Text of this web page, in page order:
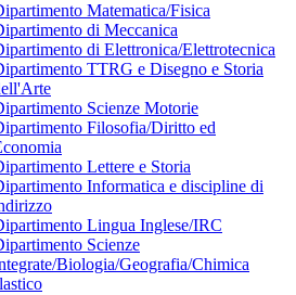
Matematica/Fisica
di Meccanica
di Elettronica/Elettrotecnica
TTRG e Disegno e Storia
Scienze Motorie
Filosofia/Diritto ed
Lettere e Storia
Informatica e discipline di
Lingua Inglese/IRC
Scienze
Biologia/Geografia/Chimica